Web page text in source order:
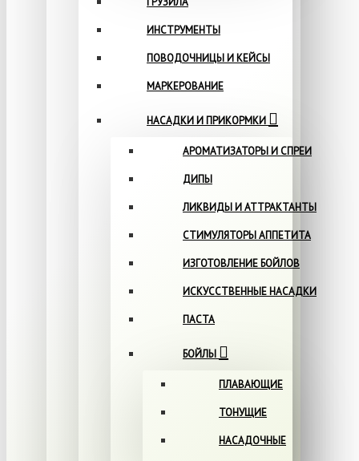
ИНСТРУМЕНТЫ
ПОВОДОЧНИЦЫ И КЕЙСЫ
МАРКЕРОВАНИЕ
НАСАДКИ И ПРИКОРМКИ
АРОМАТИЗАТОРЫ И СПРЕИ
ДИПЫ
ЛИКВИДЫ И АТТРАКТАНТЫ
СТИМУЛЯТОРЫ АППЕТИТА
ИЗГОТОВЛЕНИЕ БОЙЛОВ
ИСКУССТВЕННЫЕ НАСАДКИ
ПАСТА
БОЙЛЫ
ПЛАВАЮЩИЕ
ТОНУЩИЕ
НАСАДОЧНЫЕ